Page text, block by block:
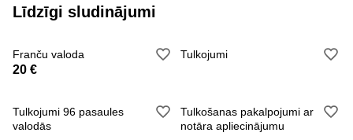
Līdzīgi sludinājumi
Franču valoda
20 €
Tulkojumi
Tulkojumi 96 pasaules
valodās
Tulkošanas pakalpojumi ar
notāra apliecinājumu